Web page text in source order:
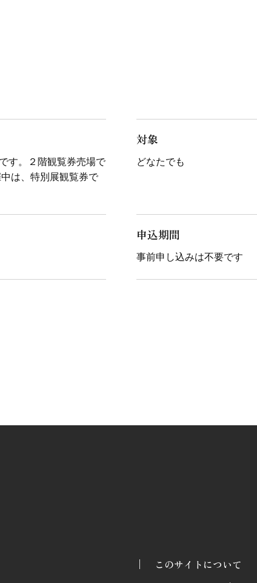
す。２階観覧券売場で
は、特別展観覧券で
対象
どなたでも
申込期間
事前申し込みは不要です
このサイトについて